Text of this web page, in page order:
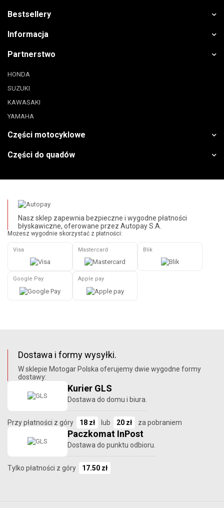
Bestsellery
Informacja
Partnerstwo
HONDA
SUZUKI
KAWASAKI
YAMAHA
Części motocyklowe
Części do quadów
Nasz sklep zapewnia bezpieczne i wygodne płatności
błyskawiczne, oferowane przez Autopay S.A.
Możesz wygodnie skorzystać z płatności:
Visa Mastercard Blik
Google Pay Apple pay
Dostawa i formy wysyłki.
W sklepie Motogar Polska oferujemy dwie wygodne formy
dostawy:
Kurier GLS
Dostawa do domu i biura.
Przy płatności z góry 18 zł lub 20 zł za pobraniem
Paczkomat InPost
Dostawa do punktu odbioru.
Tylko płatności z góry 17.50 zł